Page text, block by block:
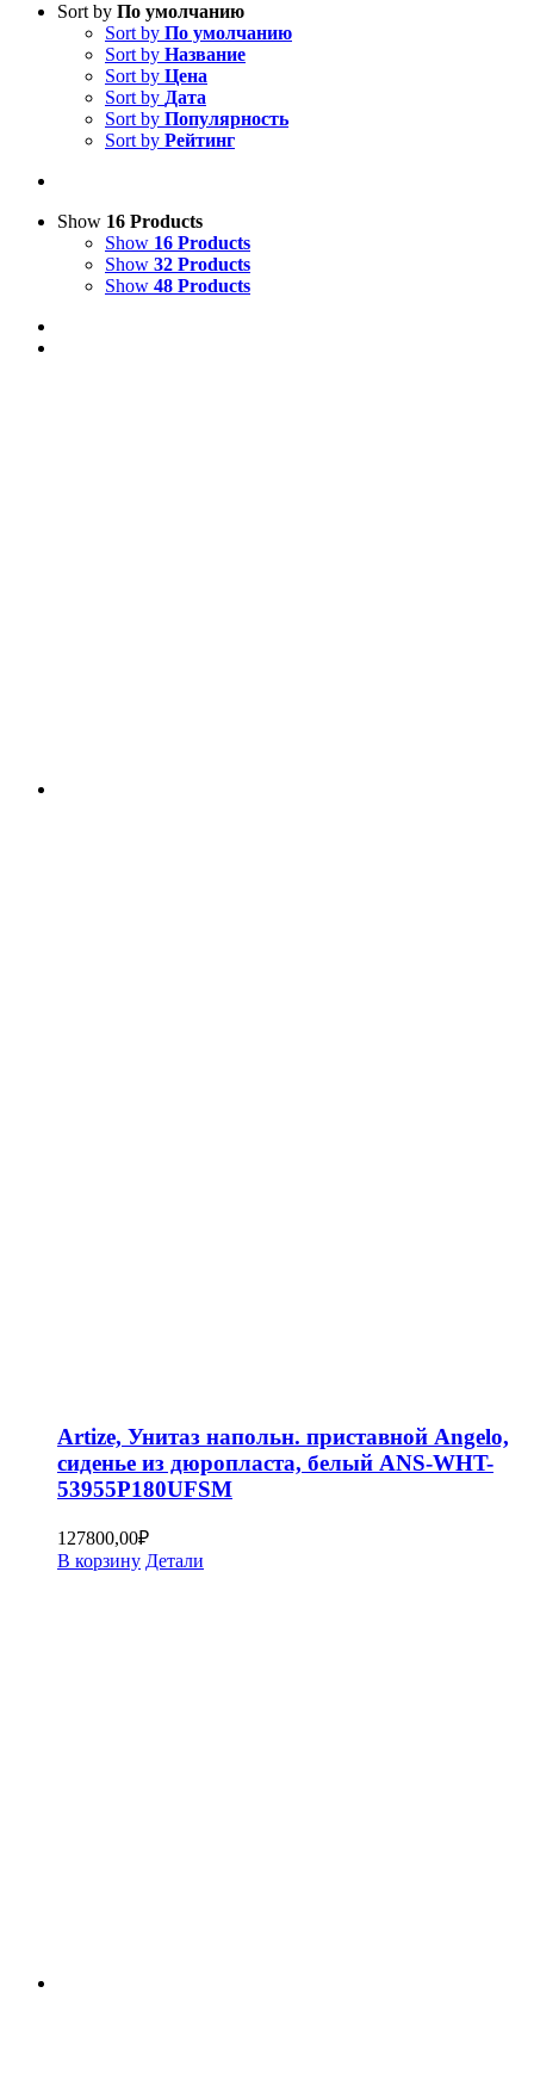
Sort by По умолчанию
Sort by По умолчанию
Sort by Название
Sort by Цена
Sort by Дата
Sort by Популярность
Sort by Рейтинг
Show 16 Products
Show 16 Products
Show 32 Products
Show 48 Products
Artize, Унитаз напольн. приставной Angelo,
сиденье из дюропласта, белый ANS-WHT-
53955P180UFSM
127800,00₽
В корзину Детали